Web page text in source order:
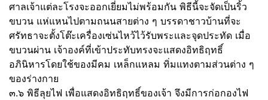
ศาลเจ้าแต่ละโรงจะออกเยี่ยมไม่พร้อมกัน พิธีนี้จะจัดเป็นริ้ว
ขบวน แห่แหนไปตามถนนสายต่าง ๆ บรรดาชาวบ้านที่จะ
ศรัทธาจะตั้งโต๊ะเครื่องเซ่นไหว้ไว้รับพระและจุดประทัด เมื่อ
ขบวนผ่าน เจ้าองค์ที่เข้าประทับทรงจะแสดงอิทธิฤทธิ์
อภินิหารโดยใช้ของมีคม เหล็กแหลม ทิ่มแทงตามส่วนต่าง ๆ
ของร่างกาย
๓.๖ พิธีลุยไฟ เพื่อแสดงอิทธิฤทธิ์ของเจ้า จึงมีการก่อกองไฟ